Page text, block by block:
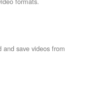
save videos from